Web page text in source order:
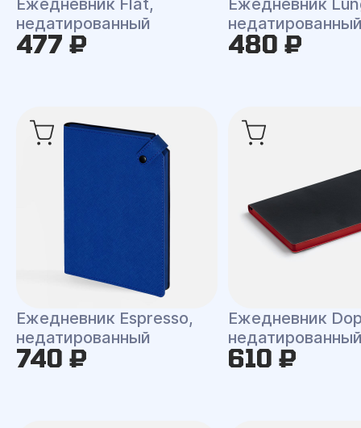
Ежедневник Flat,
недатированный
477 ₽
Ежедневник
480 ₽
Ежедневник Espresso,
недатированный
740 ₽
Ежедневник
610 ₽